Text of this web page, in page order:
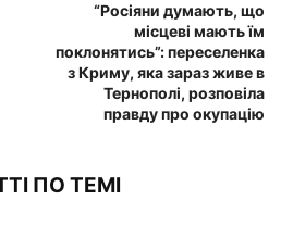
“Росіяни думають, що
місцеві мають їм
поклонятись”: переселенка
з Криму, яка зараз живе в
Тернополі, розповіла
правду про окупацію
ПО ТЕМІ